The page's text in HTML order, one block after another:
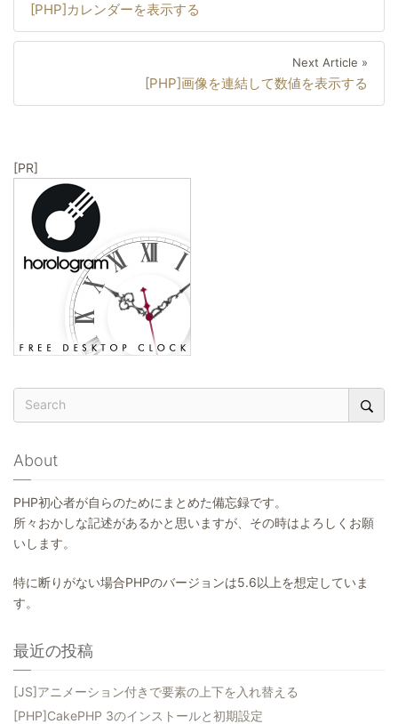
ナ
ー
ン
Article
[PHP]カレンダーを表示する
Next Article »
[PHP]画像を連結して数値を表示する
[PR]
About
PHP初心者が自らのためにまとめた備忘録です。
所々おかしな記述があるかと思いますが、その時はよろしくお願
いします。
特に断りがない場合PHPのバージョンは5.6以上を想定していま
す。
最近の投稿
[JS]アニメーション付きで要素の上下を入れ替える
[PHP]CakePHP 3のインストールと初期設定